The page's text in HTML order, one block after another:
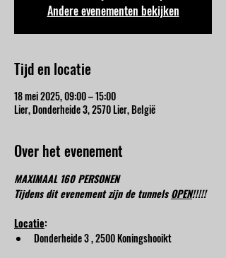
Andere evenementen bekijken
Tijd en locatie
18 mei 2025, 09:00 – 15:00
Lier, Donderheide 3, 2570 Lier, België
Over het evenement
MAXIMAAL 160 PERSONEN
Tijdens dit evenement zijn de tunnels OPEN!!!!!
Locatie:
Donderheide 3 , 2500 Koningshooikt